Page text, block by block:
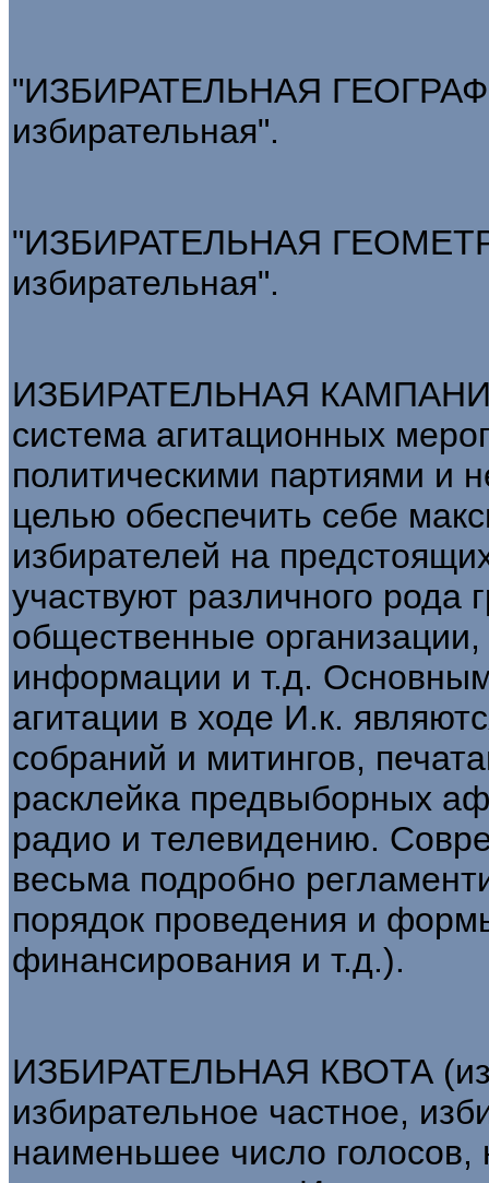
"ИЗБИРАТЕЛЬНАЯ
избирательная".
"ИЗБИРАТЕЛЬНАЯ
избирательная".
ИЗБИРАТЕЛЬНАЯ
система агитационных
политическими партиями и
целью обеспечить себе
избирателей на
участвуют различного рода
общественные
информации и т.д.
агитации в ходе И.к.
собраний и митингов,
расклейка предвыборных
радио и телевидению.
весьма подробно
порядок проведения и
финансирования и т.д.).
ИЗБИРАТЕЛЬНАЯ КВОТА
избирательное частное,
наименьшее число